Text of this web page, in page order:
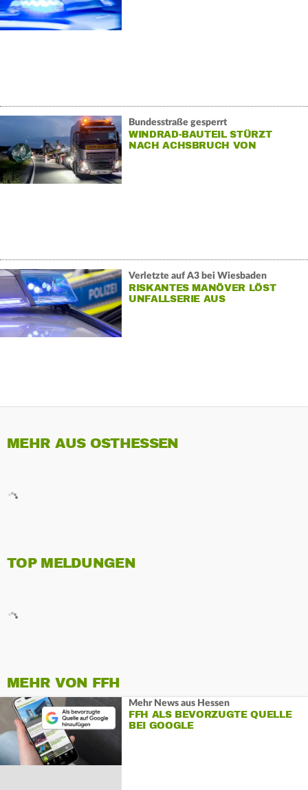
Bundesstraße gesperrt
WINDRAD-BAUTEIL STÜRZT
NACH ACHSBRUCH VON
Verletzte auf A3 bei Wiesbaden
RISKANTES MANÖVER LÖST
UNFALLSERIE AUS
MEHR AUS OSTHESSEN
TOP MELDUNGEN
MEHR VON FFH
Mehr News aus Hessen
FFH ALS BEVORZUGTE QUELLE
BEI GOOGLE